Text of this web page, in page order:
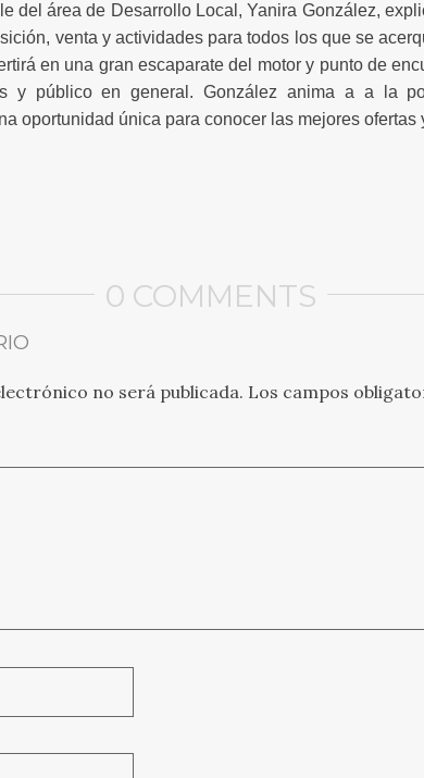
del área de Desarrollo Local, Yanira González,
venta y actividades para todos los que se
en una gran escaparate del motor y punto de
y público en general. González anima a a la
oportunidad única para conocer las mejores
0 COMMENTS
no será publicada. Los campos